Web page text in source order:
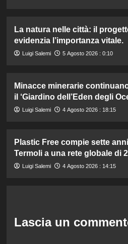
La natura nelle città: il
evidenzia l’importanza vitale.
Luigi Salemi 5 Agosto 2026 : 0:10
Minacce minerarie
il ‘Giardino dell’Eden degli
Luigi Salemi 4 Agosto 2026 : 18:15
Plastic Free compie sette
Termoli a una rete globale di
Luigi Salemi 4 Agosto 2026 : 14:15
Lascia un